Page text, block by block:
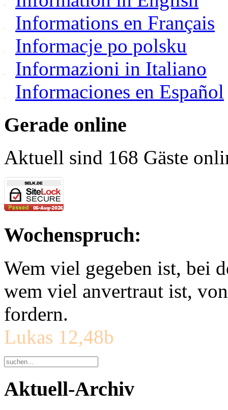
Informations en Français
Informacje po polsku
Informazioni in Italiano
Informaciones en Español
Gerade online
Aktuell sind 168 Gäste
Wochenspruch:
Wem viel gegeben ist, bei
wem viel anvertraut ist,
fordern.
Lukas 12,48b
Aktuell-Archiv